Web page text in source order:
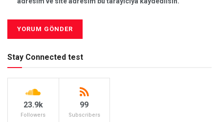
Stay Connected test
23.9k
Followers
99
Subscribers